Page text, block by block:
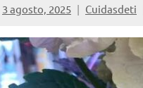
3 agosto, 2025 Cuidasdeti